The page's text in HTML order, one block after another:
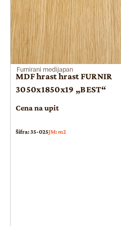
Furnirani medijapan
MDF hrast hrast FURNIR
3050x1850x19 „BEST“
Cena na upit
Šifra: 35-025JM: m2